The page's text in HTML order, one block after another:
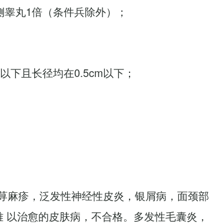
丸1倍（条件兵除外）；
下且长径均在0.5cm以下；
麻疹，泛发性神经性皮炎，银屑病，面颈部
治愈的皮肤病，不合格。多发性毛囊炎，